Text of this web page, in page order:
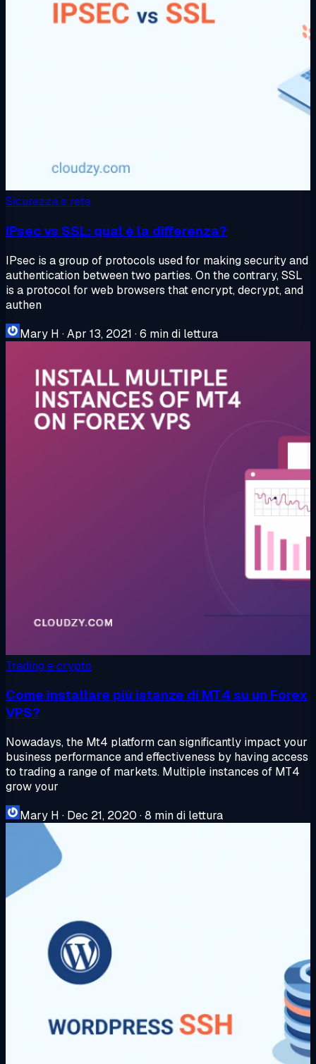
Sicurezza e rete
IPsec vs SSL: qual è la differenza?
IPsec is a group of protocols used for making security and
authentication between two parties. On the contrary, SSL
is a protocol for web browsers that encrypt, decrypt, and
authen
Mary H ·Apr 13, 2021 ·6 min di lettura
Trading e crypto
Come installare più istanze di MT4 su un Forex
VPS?
Nowadays, the Mt4 platform can significantly impact your
business performance and effectiveness by having access
to trading a range of markets. Multiple instances of MT4
grow your
Mary H · Dec 21, 2020 ·8 min di lettura